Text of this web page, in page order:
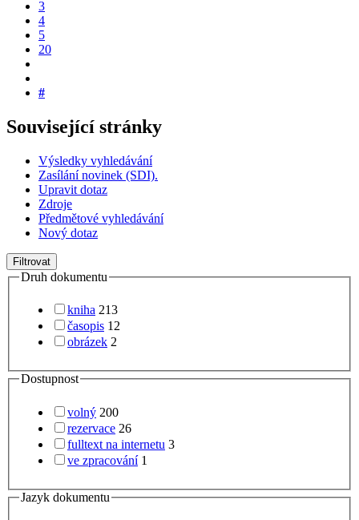
3
4
5
20
#
Související stránky
Výsledky vyhledávání
Zasílání novinek (SDI).
Upravit dotaz
Zdroje
Předmětové vyhledávání
Nový dotaz
Filtrovat
Druh dokumentu
kniha 213
časopis 12
obrázek 2
Dostupnost
volný 200
rezervace 26
fulltext na internetu 3
ve zpracování 1
Jazyk dokumentu